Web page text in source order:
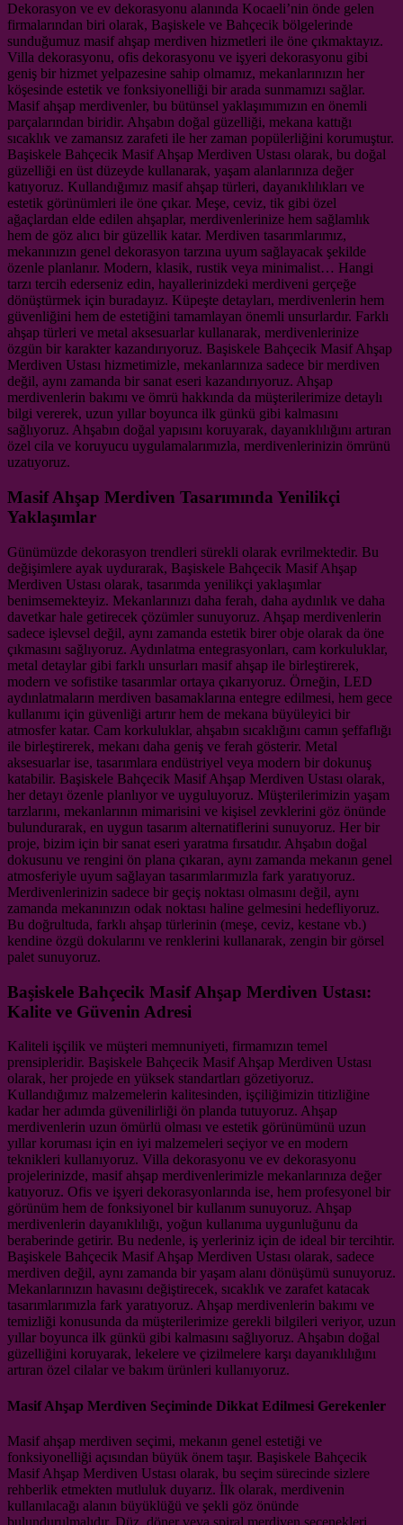
Dekorasyon ve ev dekorasyonu alanında Kocaeli’nin önde gelen
firmalarından biri olarak, Başiskele ve Bahçecik bölgelerinde
sunduğumuz masif ahşap merdiven hizmetleri ile öne çıkmaktayız.
Villa dekorasyonu, ofis dekorasyonu ve işyeri dekorasyonu gibi
geniş bir hizmet yelpazesine sahip olmamız, mekanlarınızın her
köşesinde estetik ve fonksiyonelliği bir arada sunmamızı sağlar.
Masif ahşap merdivenler, bu bütünsel yaklaşımımızın en önemli
parçalarından biridir. Ahşabın doğal güzelliği, mekana kattığı
sıcaklık ve zamansız zarafeti ile her zaman popülerliğini korumuştur.
Başiskele Bahçecik Masif Ahşap Merdiven Ustası olarak, bu doğal
güzelliği en üst düzeyde kullanarak, yaşam alanlarınıza değer
katıyoruz. Kullandığımız masif ahşap türleri, dayanıklılıkları ve
estetik görünümleri ile öne çıkar. Meşe, ceviz, tik gibi özel
ağaçlardan elde edilen ahşaplar, merdivenlerinize hem sağlamlık
hem de göz alıcı bir güzellik katar. Merdiven tasarımlarımız,
mekanınızın genel dekorasyon tarzına uyum sağlayacak şekilde
özenle planlanır. Modern, klasik, rustik veya minimalist… Hangi
tarzı tercih ederseniz edin, hayallerinizdeki merdiveni gerçeğe
dönüştürmek için buradayız. Küpeşte detayları, merdivenlerin hem
güvenliğini hem de estetiğini tamamlayan önemli unsurlardır. Farklı
ahşap türleri ve metal aksesuarlar kullanarak, merdivenlerinize
özgün bir karakter kazandırıyoruz. Başiskele Bahçecik Masif Ahşap
Merdiven Ustası hizmetimizle, mekanlarınıza sadece bir merdiven
değil, aynı zamanda bir sanat eseri kazandırıyoruz. Ahşap
merdivenlerin bakımı ve ömrü hakkında da müşterilerimize detaylı
bilgi vererek, uzun yıllar boyunca ilk günkü gibi kalmasını
sağlıyoruz. Ahşabın doğal yapısını koruyarak, dayanıklılığını artıran
özel cila ve koruyucu uygulamalarımızla, merdivenlerinizin ömrünü
uzatıyoruz.
Masif Ahşap Merdiven Tasarımında Yenilikçi
Yaklaşımlar
Günümüzde dekorasyon trendleri sürekli olarak evrilmektedir. Bu
değişimlere ayak uydurarak, Başiskele Bahçecik Masif Ahşap
Merdiven Ustası olarak, tasarımda yenilikçi yaklaşımlar
benimsemekteyiz. Mekanlarınızı daha ferah, daha aydınlık ve daha
davetkar hale getirecek çözümler sunuyoruz. Ahşap merdivenlerin
sadece işlevsel değil, aynı zamanda estetik birer obje olarak da öne
çıkmasını sağlıyoruz. Aydınlatma entegrasyonları, cam korkuluklar,
metal detaylar gibi farklı unsurları masif ahşap ile birleştirerek,
modern ve sofistike tasarımlar ortaya çıkarıyoruz. Örneğin, LED
aydınlatmaların merdiven basamaklarına entegre edilmesi, hem gece
kullanımı için güvenliği artırır hem de mekana büyüleyici bir
atmosfer katar. Cam korkuluklar, ahşabın sıcaklığını camın şeffaflığı
ile birleştirerek, mekanı daha geniş ve ferah gösterir. Metal
aksesuarlar ise, tasarımlara endüstriyel veya modern bir dokunuş
katabilir. Başiskele Bahçecik Masif Ahşap Merdiven Ustası olarak,
her detayı özenle planlıyor ve uyguluyoruz. Müşterilerimizin yaşam
tarzlarını, mekanlarının mimarisini ve kişisel zevklerini göz önünde
bulundurarak, en uygun tasarım alternatiflerini sunuyoruz. Her bir
proje, bizim için bir sanat eseri yaratma fırsatıdır. Ahşabın doğal
dokusunu ve rengini ön plana çıkaran, aynı zamanda mekanın genel
atmosferiyle uyum sağlayan tasarımlarımızla fark yaratıyoruz.
Merdivenlerinizin sadece bir geçiş noktası olmasını değil, aynı
zamanda mekanınızın odak noktası haline gelmesini hedefliyoruz.
Bu doğrultuda, farklı ahşap türlerinin (meşe, ceviz, kestane vb.)
kendine özgü dokularını ve renklerini kullanarak, zengin bir görsel
palet sunuyoruz.
Başiskele Bahçecik Masif Ahşap Merdiven Ustası:
Kalite ve Güvenin Adresi
Kaliteli işçilik ve müşteri memnuniyeti, firmamızın temel
prensipleridir. Başiskele Bahçecik Masif Ahşap Merdiven Ustası
olarak, her projede en yüksek standartları gözetiyoruz.
Kullandığımız malzemelerin kalitesinden, işçiliğimizin titizliğine
kadar her adımda güvenilirliği ön planda tutuyoruz. Ahşap
merdivenlerin uzun ömürlü olması ve estetik görünümünü uzun
yıllar koruması için en iyi malzemeleri seçiyor ve en modern
teknikleri kullanıyoruz. Villa dekorasyonu ve ev dekorasyonu
projelerinizde, masif ahşap merdivenlerimizle mekanlarınıza değer
katıyoruz. Ofis ve işyeri dekorasyonlarında ise, hem profesyonel bir
görünüm hem de fonksiyonel bir kullanım sunuyoruz. Ahşap
merdivenlerin dayanıklılığı, yoğun kullanıma uygunluğunu da
beraberinde getirir. Bu nedenle, iş yerleriniz için de ideal bir tercihtir.
Başiskele Bahçecik Masif Ahşap Merdiven Ustası olarak, sadece
merdiven değil, aynı zamanda bir yaşam alanı dönüşümü sunuyoruz.
Mekanlarınızın havasını değiştirecek, sıcaklık ve zarafet katacak
tasarımlarımızla fark yaratıyoruz. Ahşap merdivenlerin bakımı ve
temizliği konusunda da müşterilerimize gerekli bilgileri veriyor, uzun
yıllar boyunca ilk günkü gibi kalmasını sağlıyoruz. Ahşabın doğal
güzelliğini koruyarak, lekelere ve çizilmelere karşı dayanıklılığını
artıran özel cilalar ve bakım ürünleri kullanıyoruz.
Masif Ahşap Merdiven Seçiminde Dikkat Edilmesi Gerekenler
Masif ahşap merdiven seçimi, mekanın genel estetiği ve
fonksiyonelliği açısından büyük önem taşır. Başiskele Bahçecik
Masif Ahşap Merdiven Ustası olarak, bu seçim sürecinde sizlere
rehberlik etmekten mutluluk duyarız. İlk olarak, merdivenin
kullanılacağı alanın büyüklüğü ve şekli göz önünde
bulundurulmalıdır. Düz, döner veya spiral merdiven seçenekleri